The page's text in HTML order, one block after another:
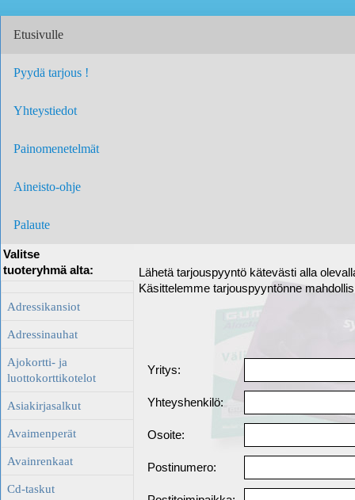
Etusivulle
Pyydä tarjous !
Yhteystiedot
Painomenetelmät
Aineisto-ohje
Palaute
Valitse
tuoteryhmä alta:
Adressikansiot
Adressinauhat
Ajokortti- ja
luottokorttikotelot
Asiakirjasalkut
Avaimenperät
Avainrenkaat
Cd-taskut
Lähetä tarjouspyyntö kätevästi alla
Käsittelemme tarjouspyyntönne
Yritys:
Yhteyshenkilö:
Osoite:
Postinumero: